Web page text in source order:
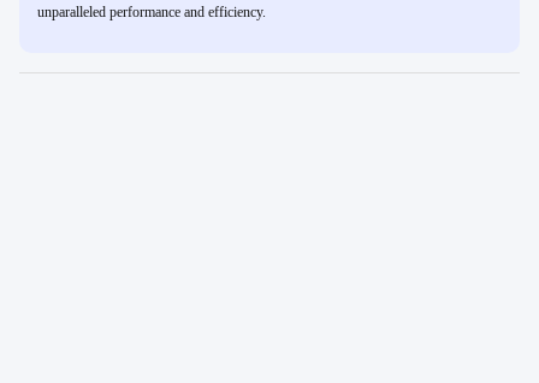
unparalleled performance and efficiency.